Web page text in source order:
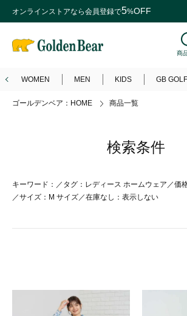
オンラインストアなら会員登録で5%OFF
商
WOMEN MEN KIDS GB GOLF
ゴールデンベア：HOME 商品一覧
検索条件
キーワード：／タグ：レディース ホームウェア／価
／サイズ：M サイズ／在庫なし：表示しない